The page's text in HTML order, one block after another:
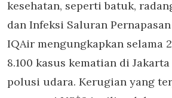
kesehatan, seperti batuk,
dan Infeksi Saluran Pernapasan
IQAir mengungkapkan selama
8.100 kasus kematian di
polusi udara. Kerugian yang